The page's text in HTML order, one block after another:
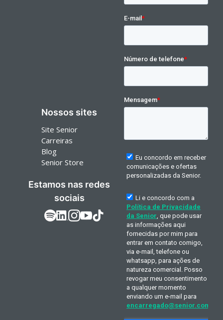
Nossos sites
Site Senior
Carreiras
Blog
Senior Store
Estamos nas redes
sociais